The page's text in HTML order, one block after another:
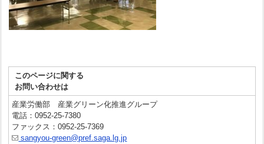
このページに関する
お問い合わせは
産業労働部 産業グリーン化推進グループ
電話：0952-25-7380
ファックス：0952-25-7369
sangyou-green@pref.saga.lg.jp